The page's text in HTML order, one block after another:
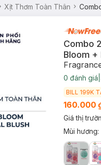
Xịt Thơm Toàn Thân
Combo
Bloom +
0 đánh giá
BILL 199K
160.000
Giá thị
Mùi hương: